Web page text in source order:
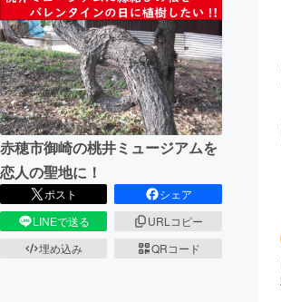
アート・写真
テクノロジー・ガジェット
映像・映画
ビジネス・起業
まちづくり・地域活性化
赤穂市御崎の桃井ミュージアムを
恋人の聖地に！
ポスト
シェア
LINEで送る
URLコピー
埋め込み
QRコード